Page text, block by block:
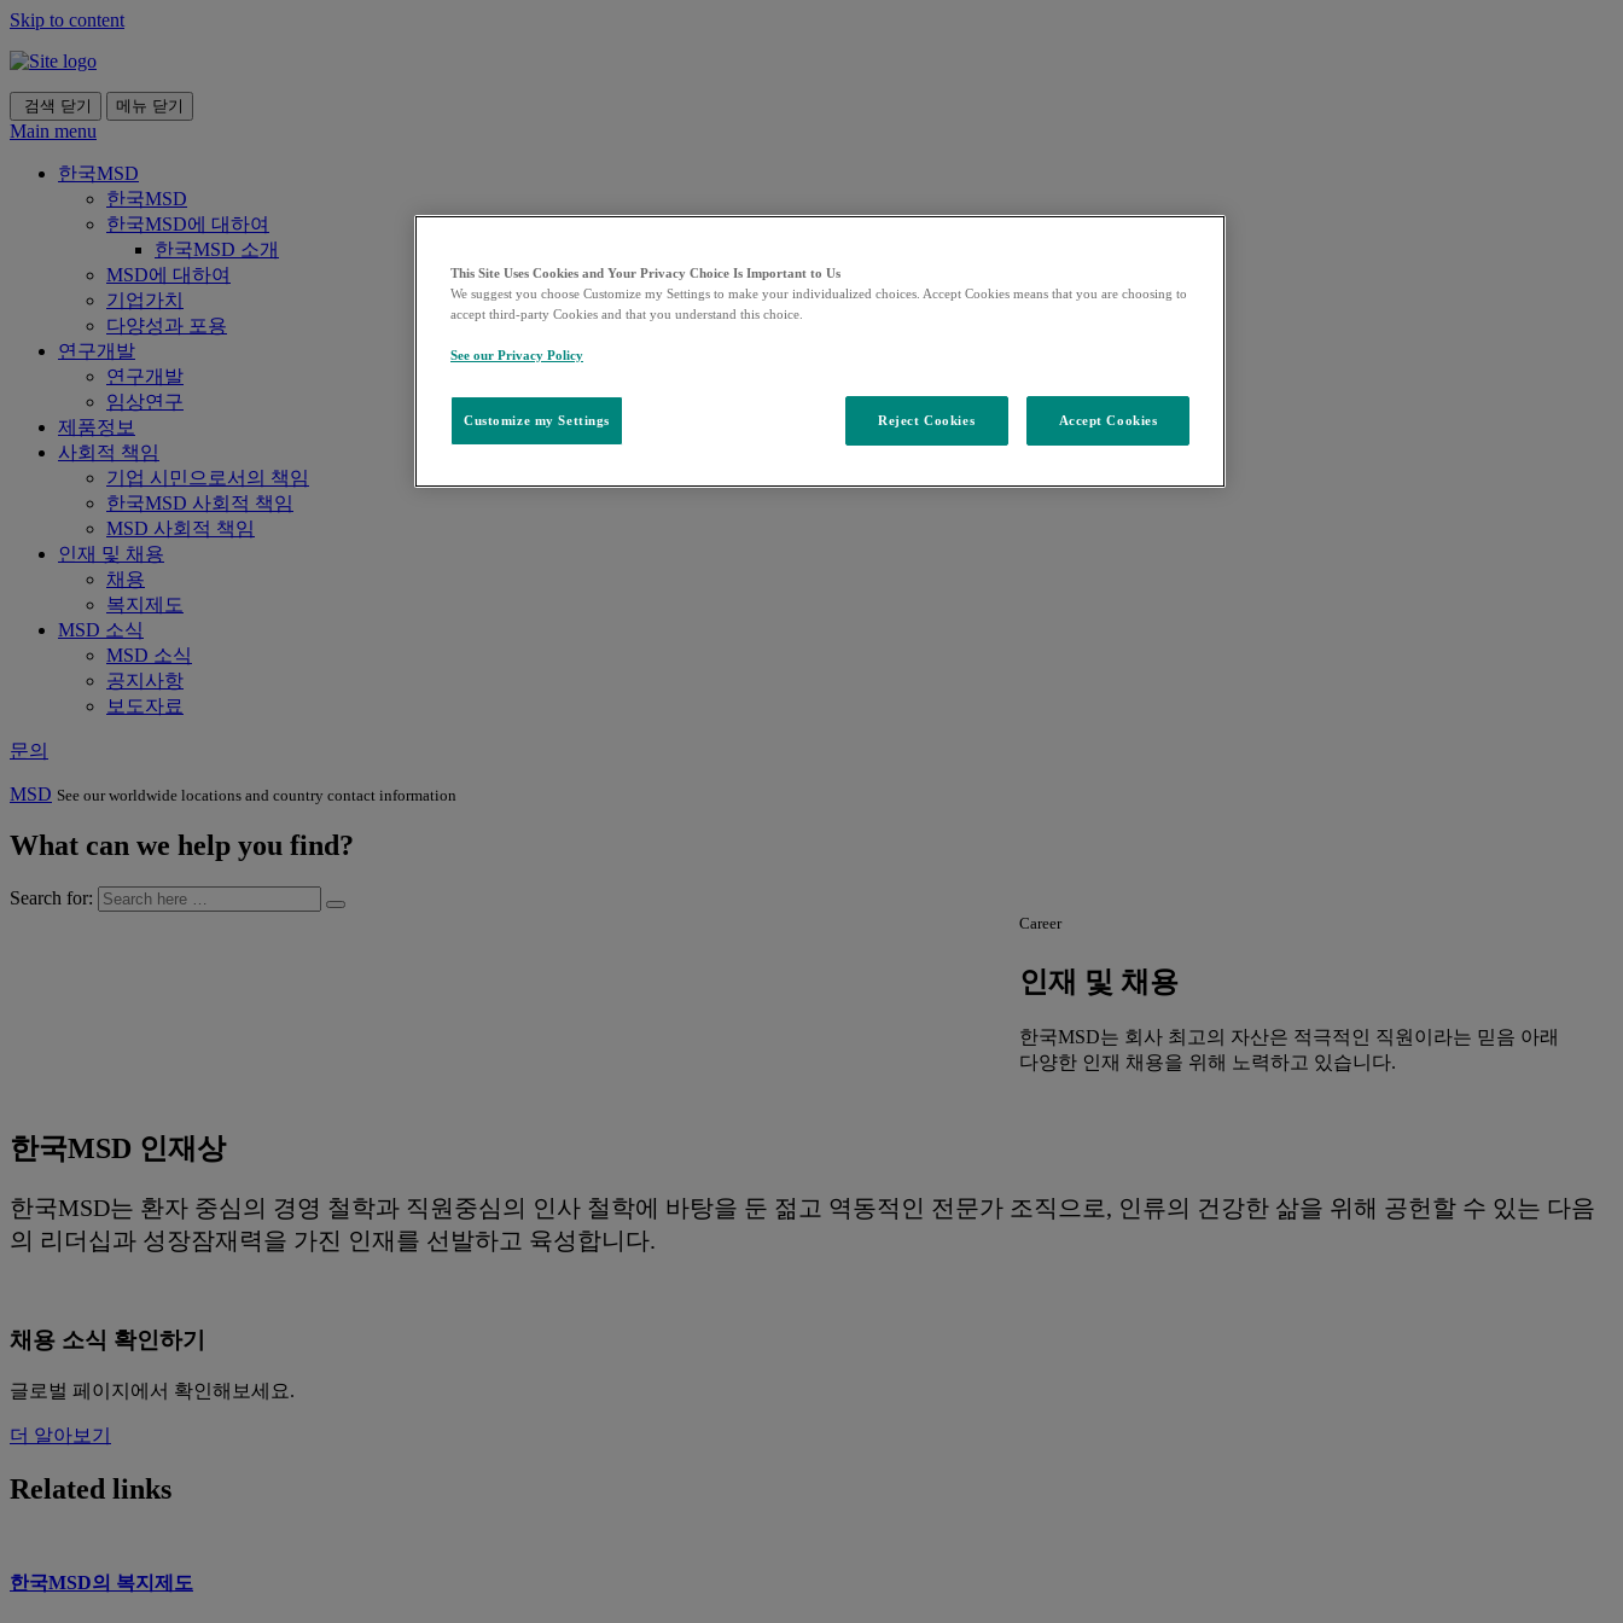
Skip to content
검색 닫기 메뉴 닫기
Main menu
한국MSD
한국MSD
한국MSD에 대하여
한국MSD 소개
MSD에 대하여
기업가치
다양성과 포용
연구개발
연구개발
임상연구
제품정보
사회적 책임
기업 시민으로서의 책임
한국MSD 사회적 책임
MSD 사회적 책임
인재 및 채용
채용
복지제도
MSD 소식
MSD 소식
공지사항
보도자료
문의
MSD See our worldwide locations and country contact information
What can we help you find?
Search for:
Career
인재 및 채용
한국MSD는 회사 최고의 자산은 적극적인 직원이라는 믿음 아래
다양한 인재 채용을 위해 노력하고 있습니다.
한국MSD 인재상
한국MSD는 환자 중심의 경영 철학과 직원중심의 인사 철학에 바탕을 둔 젊고 역동적인 전문가 조직으로, 인류의 건강한 삶을 위해 공헌할 수 있는 다음
의 리더십과 성장잠재력을 가진 인재를 선발하고 육성합니다.
채용 소식 확인하기
글로벌 페이지에서 확인해보세요.
더 알아보기
Related links
한국MSD의 복지제도
This Site Uses Cookies and Your Privacy Choice Is Important to Us
We suggest you choose Customize my Settings to make your individualized choices. Accept Cookies means that you are choosing to
accept third-party Cookies and that you understand this choice.
See our Privacy Policy
Customize my Settings Reject Cookies Accept Cookies